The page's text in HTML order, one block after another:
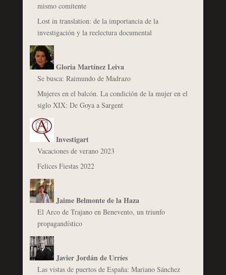
mismo comitente
Lost in translation: de la importancia de la
investigación y la reelectura documental
Gloria Martínez Leiva
Se busca: Raimundo de Madrazo
Mujeres en el balcón. La condición de la mujer en el
siglo XIX: De Goya a Sargent
Investigart
Vacaciones de verano 2023
Felices Fiestas 2022
Jaime Belmonte de la Haza
El Arco de Trajano en Benevento, un triunfo
propagandístico
Javier Jordán de Urríes
Las vistas de puertos de España: Mariano Sánchez